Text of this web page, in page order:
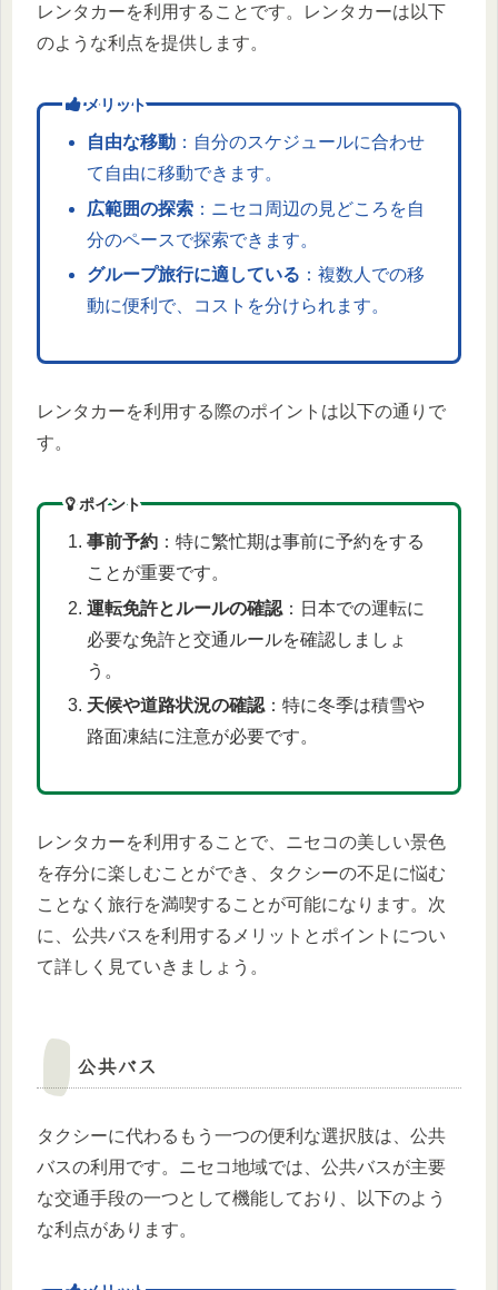
レンタカーを利用することです。レンタカーは以下
のような利点を提供します。
メリット
自由な移動：自分のスケジュールに合わせ
て自由に移動できます。
広範囲の探索：ニセコ周辺の見どころを自
分のペースで探索できます。
グループ旅行に適している ：複数人での移
動に便利で、コストを分けられます。
レンタカーを利用する際のポイントは以下の通りで
す。
ポイント
事前予約：特に繁忙期は事前に予約をする
ことが重要です。
運転免許とルールの確認：日本での運転に
必要な免許と交通ルールを確認しましょ
う。
天候や道路状況の確認：特に冬季は積雪や
路面凍結に注意が必要です。
レンタカーを利用することで、ニセコの美しい景色
を存分に楽しむことができ、タクシーの不足に悩む
ことなく旅行を満喫することが可能になります。次
に、公共バスを利用するメリットとポイントについ
て詳しく見ていきましょう。
公共バス
タクシーに代わるもう一つの便利な選択肢は、公共
バスの利用です。ニセコ地域では、公共バスが主要
な交通手段の一つとして機能しており、以下のよう
な利点があります。